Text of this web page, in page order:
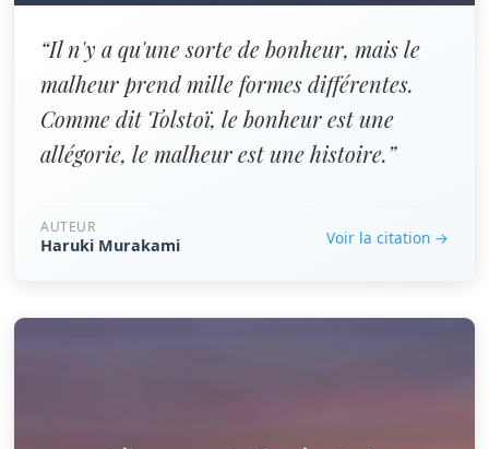
“Il n'y a qu'une sorte de bonheur, mais le
malheur prend mille formes différentes.
Comme dit Tolstoï, le bonheur est une
allégorie, le malheur est une histoire.”
AUTEUR
Haruki Murakami Voir la citation →